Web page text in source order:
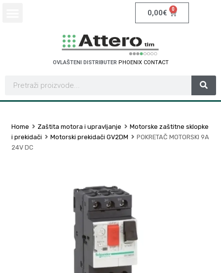
0,00€ 0
OVLAŠTENI DISTRIBUTER PHOENIX CONTACT
Home Zaštita motora i upravljanje
Motorske zaštitne sklopke
i prekidači
Motorski prekidači GV2DM
POKRETAČ MOTORSKI 9A
24V DC